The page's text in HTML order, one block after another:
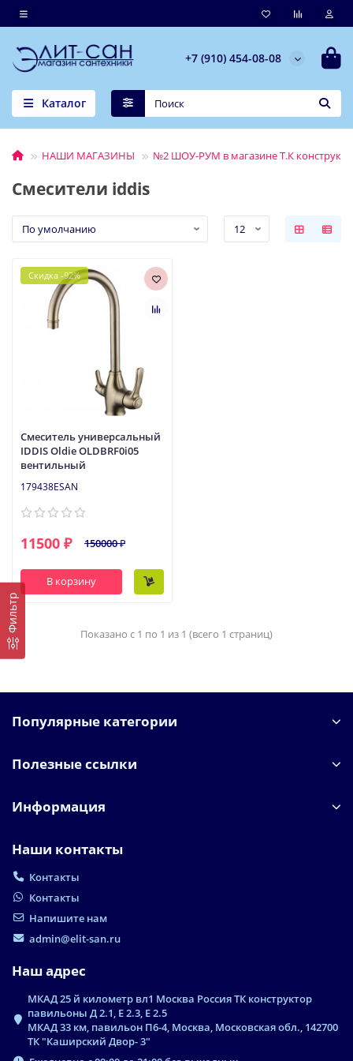
+7 (910) 454-08-08
Каталог
НАШИ МАГАЗИНЫ №2 ШОУ-РУМ в магазине Т.К
Смесители iddis
Фильтр
Скидка -92%
Смеситель универсальный
IDDIS Oldie OLDBRF0i05
вентильный
179438ESAN
11500 ₽ 150000 ₽
В корзину
Показано с 1 по 1 из 1 (всего 1 страниц)
Популярные категории
Полезные ссылки
Информация
Наши контакты
Контакты
Контакты
Напишите нам
admin@elit-san.ru
Наш адрес
МКАД 25 й километр вл1 Москва Россия ТК конструктор
павильоны Д 2.1, Е 2.3, Е 2.5
МКАД 33 км, павильон П6-4, Москва, Московская обл., 142700
ТК "Каширский Двор- 3"